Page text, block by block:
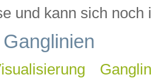
und kann sich noch